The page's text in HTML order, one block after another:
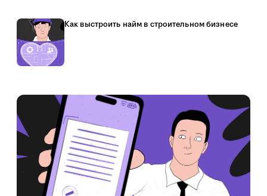
Как выстроить найм в строительном бизнесе